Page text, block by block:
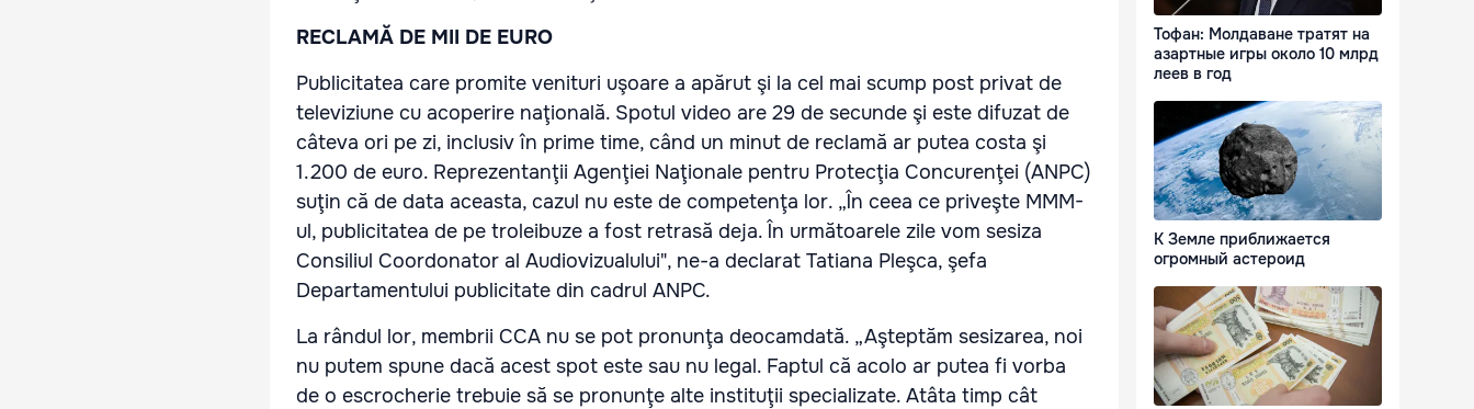
RECLAMĂ DE MII DE EURO
Publicitatea care promite venituri uşoare a apărut şi la cel mai scump post privat de
televiziune cu acoperire naţională. Spotul video are 29 de secunde şi este difuzat de
câteva ori pe zi, inclusiv în prime time, când un minut de reclamă ar putea costa şi
1.200 de euro. Reprezentanţii Agenţiei Naţionale pentru Protecţia Concurenţei (ANPC)
suţin că de data aceasta, cazul nu este de competenţa lor. „În ceea ce priveşte MMM-
ul, publicitatea de pe troleibuze a fost retrasă deja. În următoarele zile vom sesiza
Consiliul Coordonator al Audiovizualului", ne-a declarat Tatiana Pleşca, şefa
Departamentului publicitate din cadrul ANPC.
La rândul lor, membrii CCA nu se pot pronunţa deocamdată. „Aşteptăm sesizarea, noi
nu putem spune dacă acest spot este sau nu legal. Faptul că acolo ar putea fi vorba
de o escrocherie trebuie să se pronunţe alte instituţii specializate. Atâta timp cât
Тофан: Молдаване тратят на
азартные игры около 10 млрд
леев в год
К Земле приближается
огромный астероид